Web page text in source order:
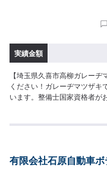
実績金額
【埼玉県久喜市高柳ガレー
ください！ガレーヂマツザキ
います。整備士国家資格者が
なお見積り【5】作業開始【6
る場合もございますので、ま
有限会社石原自動車